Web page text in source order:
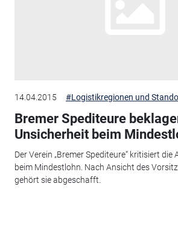
14.04.2015 #Logistikregionen und
Bremer Spediteure
Unsicherheit beim
Der Verein „Bremer Spediteure“ kritisiert
beim Mindestlohn. Nach Ansicht des
gehört sie abgeschafft.